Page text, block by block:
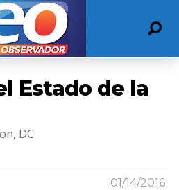
Estado de la
DC
01/14/2016